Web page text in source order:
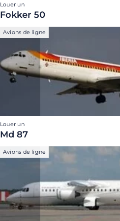
Louer un
Fokker 50
Avions de ligne
Louer un
Md 87
Avions de ligne